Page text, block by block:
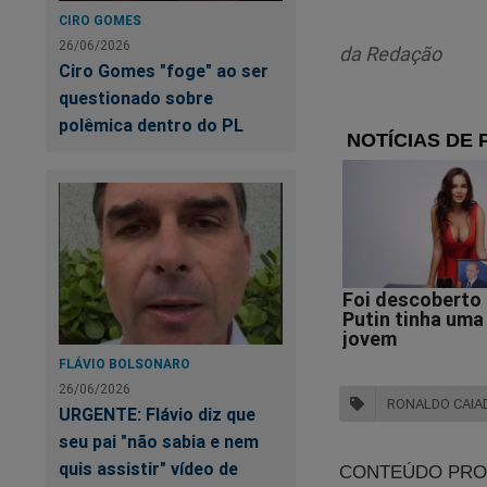
CIRO GOMES
26/06/2026
Ciro Gomes "foge" ao ser
questionado sobre
polêmica dentro do PL
FLÁVIO BOLSONARO
26/06/2026
URGENTE: Flávio diz que
seu pai "não sabia e nem
quis assistir" vídeo de
Em tempos de "
Agora você pode
Por apenas R$
terá acesso a
da Redação
RONALDO